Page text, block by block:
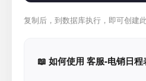
复制后，到数据库执行，即可创建此
📖 如何使用 客服-电销日